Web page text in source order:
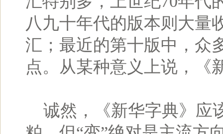
八九十年代的版本则大量
汇；最近的第十版中，众
点。从某种意义上说，《
诚然，《新华字典》应